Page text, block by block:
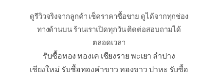
ดูรีวิวจริงจากลูกค้า เช็คราคาซื้อขาย ดูได้จากทุกช่อง
ทางด้านบน ร้านเราเปิดทุกวัน ติดต่อสอบถามได้
ตลอดเวลา
รับซื้อทอง ทองเค เชียงราย พะเยา ลำปาง
เชียงใหม่ รับซื้อทองคำขาว ทองขาว ปาหะ รับซื้อ